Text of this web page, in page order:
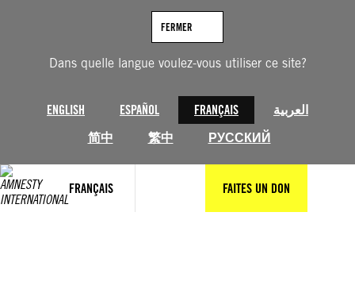
Dans quelle langue voulez-vous utiliser ce site?
ENGLISH ESPAÑOL FRANÇAIS
العربية
简中
繁中 РУССКИЙ
FERMER
FRANÇAIS FAITES UN DON